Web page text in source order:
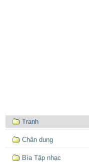
Mục
định
hướng
Tranh
Chân dung
Bìa Tập nhạc